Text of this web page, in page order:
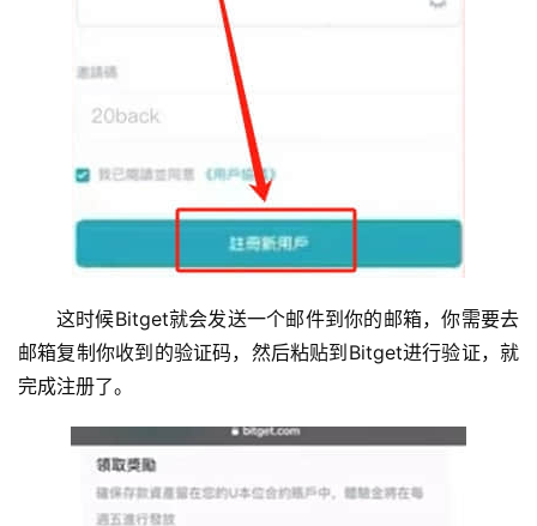
这时候Bitget就会发送一个邮件到你的邮箱，你需要去
邮箱复制你收到的验证码，然后粘贴到Bitget进行验证，就
完成注册了。